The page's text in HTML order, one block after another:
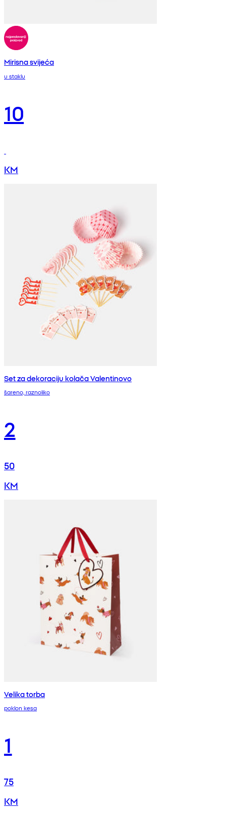
Mirisna svijeća
u staklu
10
KM
Set za dekoraciju kolača Valentinovo
šareno, raznoliko
2
50
KM
Velika torba
poklon kesa
1
75
KM